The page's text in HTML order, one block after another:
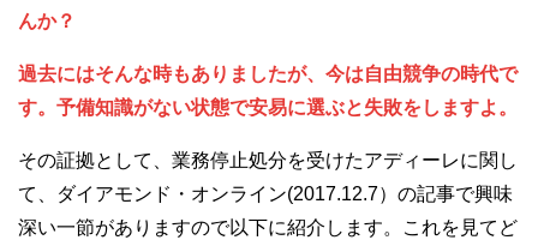
んか？
過去にはそんな時もありましたが、今は自由競争の時代で
す。予備知識がない状態で安易に選ぶと失敗をしますよ。
その証拠として、業務停止処分を受けたアディーレに関し
て、ダイアモンド・オンライン(2017.12.7）の記事で興味
深い一節がありますので以下に紹介します。これを見てど